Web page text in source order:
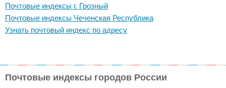
Почтовые индексы г. Грозный
Почтовые индексы Чеченская Республика
Узнать почтовый индекс по адресу
Почтовые индексы городов России